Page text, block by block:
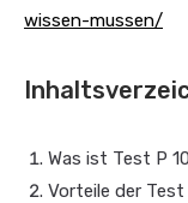
wissen-mussen/
Was ist Test P
Vorteile der Test